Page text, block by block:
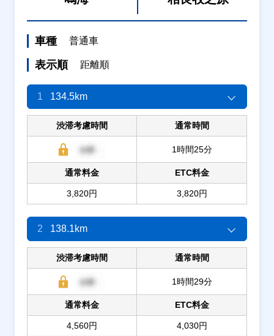
車種 普通車
表示順 距離順
1 134.5km
渋滞考慮時間 通常時間
1時間25分
通常料金
3,820円
ETC料金
3,820円
2 138.1km
渋滞考慮時間 通常時間
1時間29分
通常料金
4,560円
ETC料金
4,030円